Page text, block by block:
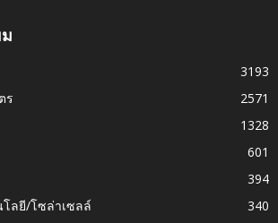
3193
ร
2571
1328
601
394
ลยี/โซล่าเซลล์
340